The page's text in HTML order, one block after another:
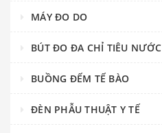
MÁY ĐO DO
BÚT ĐO ĐA CHỈ TIÊU NƯỚC
BUỒNG ĐẾM TẾ BÀO
ĐÈN PHẪU THUẬT Y TẾ